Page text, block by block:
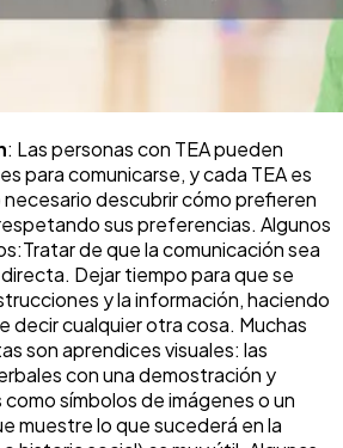
: Las personas con TEA pueden
para comunicarse, y cada TEA es
descubrir cómo prefieren
sus preferencias. Algunos
Tratar de que la comunicación sea
Dejar tiempo para que se
y la información, haciendo
decir cualquier otra cosa. Muchas
son aprendices visuales: las
con una demostración y
símbolos de imágenes o un
muestre lo que sucederá en la